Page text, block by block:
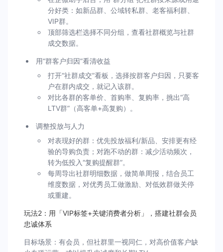
分好类：如新品群、公域转私群、老客福利群、
VIP群。
顶部筛选栏选择不同分组，查看社群概览与社群
成交数据。
用“群客户归因”看清收益
打开“社群成交”看板，选择按群客户归因，只要客
户在群内成交，就记入该群。
对比各群的客单价、首购率、复购率，挑出“高
LTV群”（高客单+高复购）。
调整投放与人力
对表现好的群：优先投放福利/新品、安排更有经
验的导购负责；对跑不动的群：减少活动频次，
转为低投入“复购提醒群”。
每周导出社群明细数据，做简单周报，结合员工
维度数据，对优秀员工做激励、对低效群做关停
或重建。
玩法2：用「VIP标签+关键消费者分析」，搭建社群会员
忠诚体系
目标场景：有会员，但社群里一视同仁，对高价值客户缺